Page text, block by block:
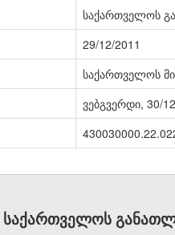
საქართველოს
29/12/2011
საქართველოს
ვებგვერდი, 30/
საქართველოს